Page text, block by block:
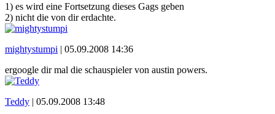
1) es wird eine Fortsetzung dieses Gags geben
2) nicht die von dir erdachte.
mightystumpi | 05.09.2008 14:36
ergoogle dir mal die schauspieler von austin powers.
Teddy | 05.09.2008 13:48